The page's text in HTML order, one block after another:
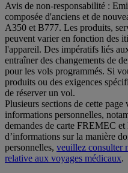
Avis de non-responsabilité :
composée d'anciens et de
A350 et B777. Les produits,
peuvent varier en fonction des
l'appareil. Des impératifs liés
entraîner des changements de
pour les vols programmés. Si
produits ou des exigences
de réserver un vol.
Plusieurs sections de cette
informations personnelles,
demandes de carte FREMEC
d’informations sur la manière
personnelles, veuillez consulter
relative aux voyages médicaux.